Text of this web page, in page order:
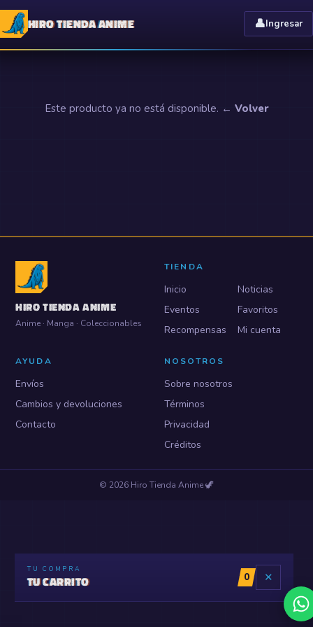
HIRO TIENDA ANIME 👤Ingresar
Este producto ya no está disponible. ← Volver
HIRO TIENDA ANIME
Anime · Manga · Coleccionables
TIENDA
Inicio
Noticias
Eventos
Favoritos
Recompensas
Mi cuenta
AYUDA
Envíos
Cambios y devoluciones
Contacto
NOSOTROS
Sobre nosotros
Términos
Privacidad
Créditos
© 2026 Hiro Tienda Anime🦖
TU COMPRA
TU CARRITO 0 ✕